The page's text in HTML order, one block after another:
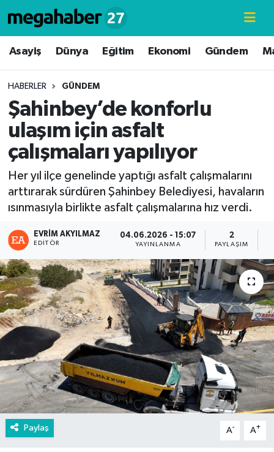
Asayiş Dünya Eğitim Ekonomi Gündem
HABERLER GÜNDEM
Şahinbey’de konforlu
ulaşım için asfalt
çalışmaları yapılıyor
Her yıl ilçe genelinde yaptığı asfalt çalışmalarını
arttırarak sürdüren Şahinbey Belediyesi, havaların
ısınmasıyla birlikte asfalt çalışmalarına hız verdi.
EVRIM AKYILMAZ
EDITÖR
04.06.2026 - 15:07
YAYINLANMA
2
PAYLAŞIM
Paylaş A- A+
Hava Durumu
Süper Lig Puan Durumu ve Fikstür
Tüm Manşetler
Son Dakika Haberleri
Haber Arşivi